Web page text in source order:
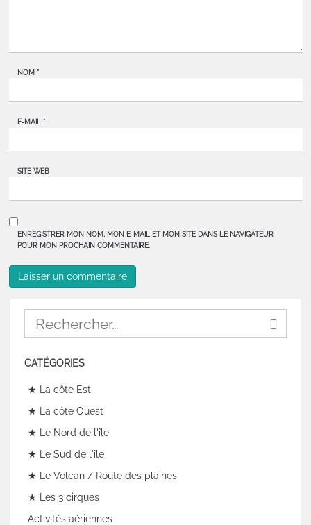
NOM *
E-MAIL *
SITE WEB
ENREGISTRER MON NOM, MON E-MAIL ET MON SITE DANS LE NAVIGATEUR
POUR MON PROCHAIN COMMENTAIRE.
CATÉGORIES
★ La côte Est
★ La côte Ouest
★ Le Nord de l'île
★ Le Sud de l'île
★ Le Volcan / Route des plaines
★ Les 3 cirques
Activités aériennes